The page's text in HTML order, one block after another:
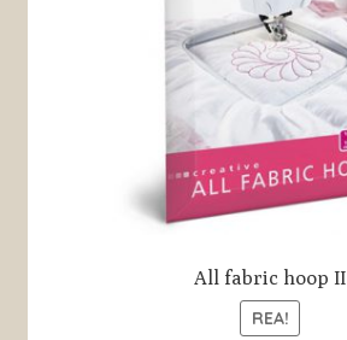
All fabric hoop II
REA!